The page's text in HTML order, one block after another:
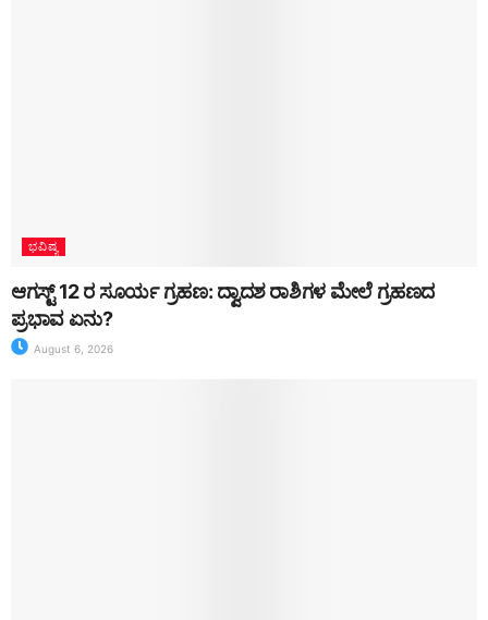
ಭವಿಷ್ಯ
ಆಗಸ್ಟ್ 12 ರ ಸೂರ್ಯ ಗ್ರಹಣ: ದ್ವಾದಶ ರಾಶಿಗಳ ಮೇಲೆ ಗ್ರಹಣದ
ಪ್ರಭಾವ ಏನು?
August 6, 2026